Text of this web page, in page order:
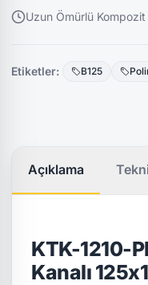
Uzun Ömürlü Kompozit
Etiketler: B125
Açıklama
KTK-1210-
Kanalı